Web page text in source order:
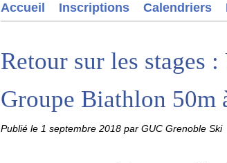
Accueil Inscriptions Calendriers
Retour sur les stages
Groupe Biathlon 50m
Publié le 1 septembre 2018 par GUC Grenoble Ski